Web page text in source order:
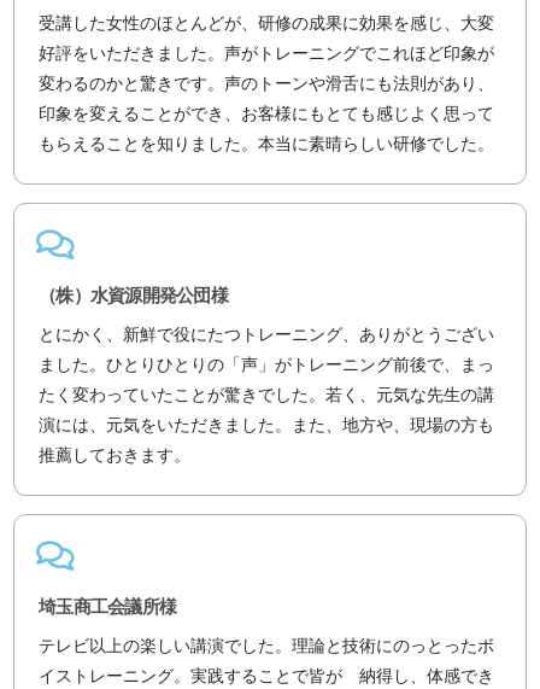
受講した女性のほとんどが、研修の成果に効果を感じ、大変
好評をいただきました。声がトレーニングでこれほど印象が
変わるのかと驚きです。声のトーンや滑舌にも法則があり、
印象を変えることができ、お客様にもとても感じよく思って
もらえることを知りました。本当に素晴らしい研修でした。
（株）水資源開発公団様
とにかく、新鮮で役にたつトレーニング、ありがとうござい
ました。ひとりひとりの「声」がトレーニング前後で、まっ
たく変わっていたことが驚きでした。若く、元気な先生の講
演には、元気をいただきました。また、地方や、現場の方も
推薦しておきます。
埼玉商工会議所様
テレビ以上の楽しい講演でした。理論と技術にのっとったボ
イストレーニング。実践することで皆が 納得し、体感でき